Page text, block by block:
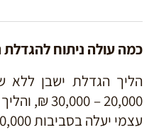
כמה עולה ניתוח להגדלת
הליך הגדלת ישבן ללא
20,000 –
עצמי יעלה בסביבות 40,000 – 50,000 ₪.